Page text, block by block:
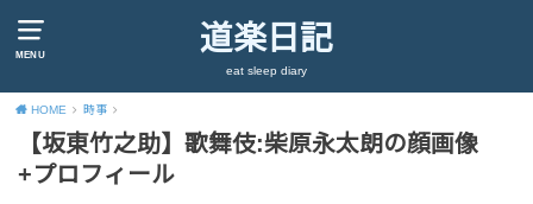
MENU 道楽日記
eat sleep diary
HOME 時事
【坂東竹之助】歌舞伎:柴原永太朗の顔画像
+プロフィール